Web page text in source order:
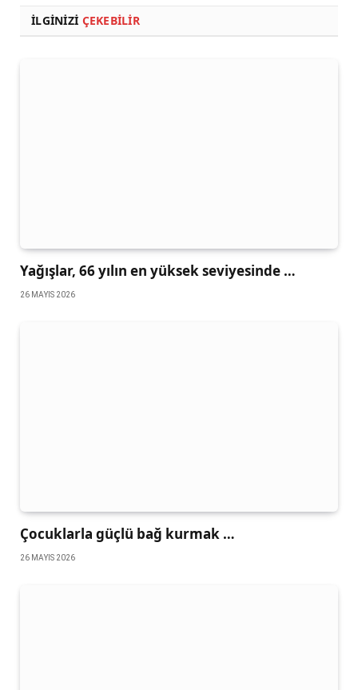
İLGINIZI ÇEKEBILIR
Yağışlar, 66 yılın en yüksek seviyesinde …
26 MAYIS 2026
Çocuklarla güçlü bağ kurmak …
26 MAYIS 2026